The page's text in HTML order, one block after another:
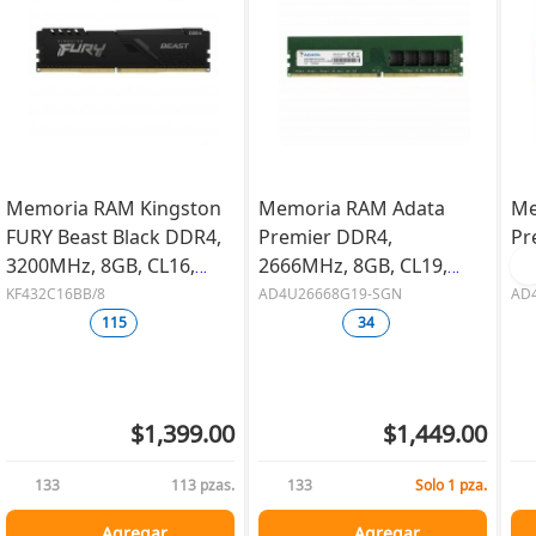
Memoria RAM Kingston
FURY Beast Black DDR4,
3200MHz, 8GB, CL16,
XMP
KF432C16BB/8
115
$1,399.00
133 113 pzas.
Memoria RAM Adata
Premier DDR4,
2666MHz, 8GB, CL19,
Verde
AD4U26668G19-SGN
34
$1,449.00
133 Solo 1 pza.